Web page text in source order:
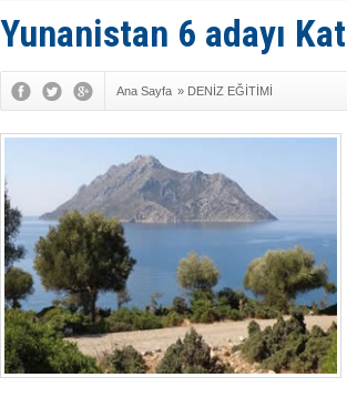
Yunanistan 6 adayı
Ana Sayfa » DENİZ EĞİTİMİ